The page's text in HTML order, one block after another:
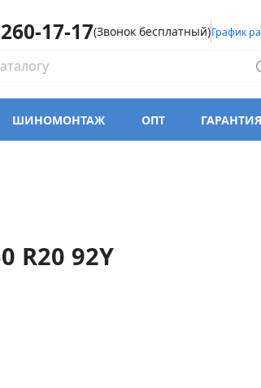
17-17(Звонок бесплатный)График
ШИНОМОНТАЖ ОПТ ГАРАНТИЯ
TH202
R20 92Y